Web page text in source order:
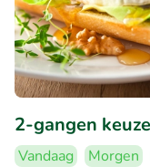
2-gangen
Vandaag Morgen